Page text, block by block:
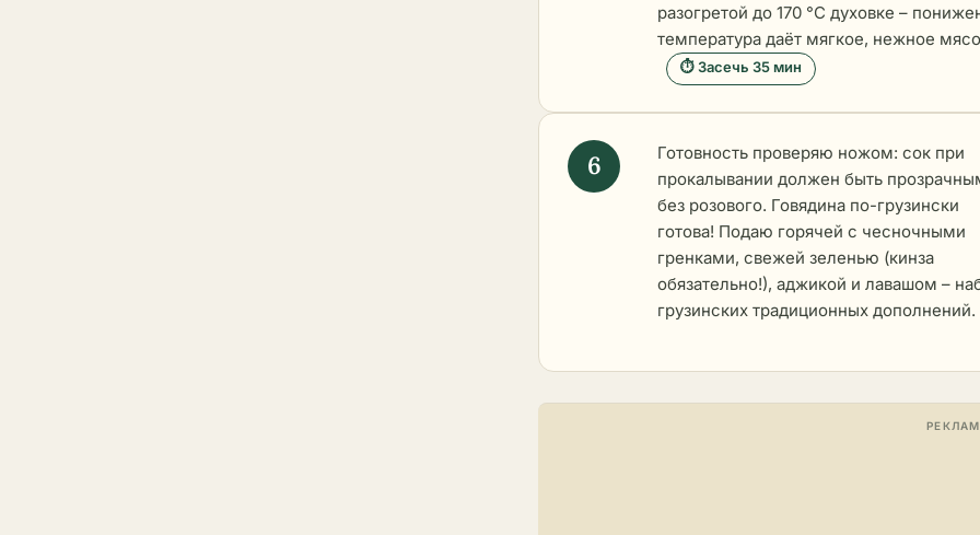
разогретой до 170 °C духовке –
температура даёт мягкое, нежное
⏱ Засечь 35 мин
Готовность проверяю ножом: сок при
прокалывании должен быть
без розового. Говядина по-грузински
готова! Подаю горячей с чесночными
гренками, свежей зеленью (кинза
обязательно!), аджикой и лавашом –
грузинских традиционных дополнений.